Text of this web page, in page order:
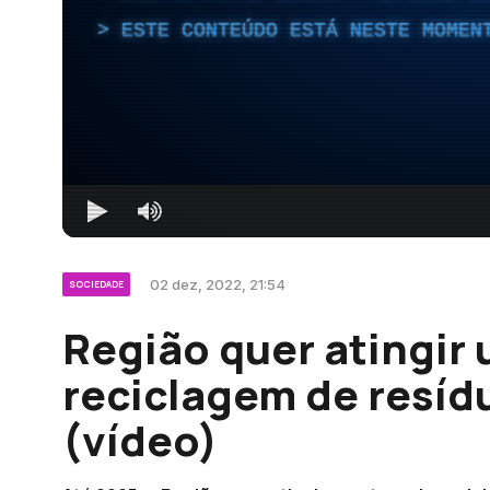
ESTE CONTEÚDO ESTÁ NESTE
SOCIEDADE 02 dez, 2022, 21:54
Região quer atingir
reciclagem de
(vídeo)